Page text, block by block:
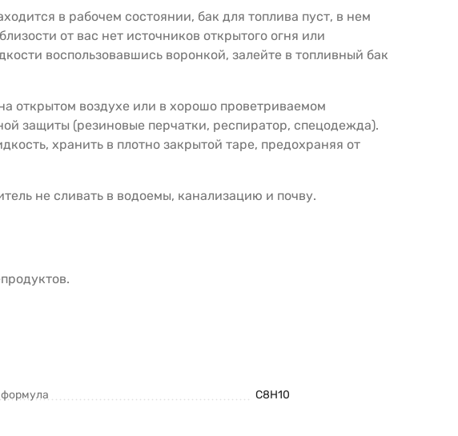
в рабочем состоянии, бак для топлива пуст, в нем
от вас нет источников открытого огня или
воспользовавшись воронкой, залейте в топливный бак
открытом воздухе или в хорошо проветриваемом
защиты (резиновые перчатки, респиратор, спецодежда).
хранить в плотно закрытой таре, предохраняя от
не сливать в водоемы, канализацию и почву.
С8Н10